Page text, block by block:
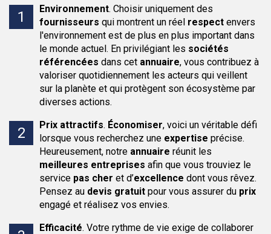
Environnement. Choisir uniquement des
fournisseurs qui montrent un réel respect envers
l'environnement est de plus en plus important dans
le monde actuel. En privilégiant les sociétés
référencées dans cet annuaire, vous contribuez à
valoriser quotidiennement les acteurs qui veillent
sur la planète et qui protègent son écosystème par
diverses actions.
Prix attractifs. Économiser, voici un véritable défi
lorsque vous recherchez une expertise précise.
Heureusement, notre annuaire réunit les
meilleures entreprises afin que vous trouviez le
service pas cher et d’excellence dont vous rêvez.
Pensez au devis gratuit pour vous assurer du prix
engagé et réalisez vos envies.
Efficacité. Votre rythme de vie exige de collaborer